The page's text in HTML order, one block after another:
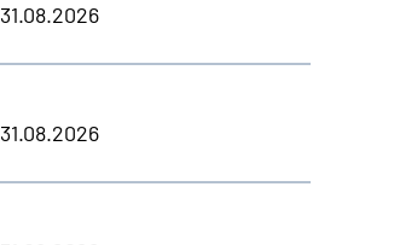
31.08.2026
31.08.2026